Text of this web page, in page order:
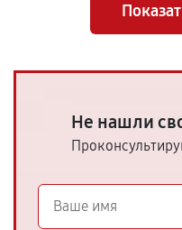
Не нашли